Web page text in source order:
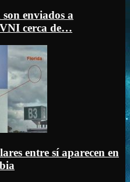
son enviados a
cerca de…
entre sí aparecen en